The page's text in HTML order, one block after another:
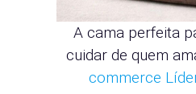
A cama perfeita
cuidar de quem
commerce